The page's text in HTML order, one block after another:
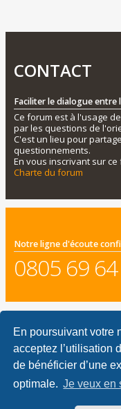
En poursuivant votre
acceptez l’utilisation
de bénéficier d’une
optimale. Je veux en
CONTACT
Faciliter le dialogue
Ce forum est à l'usage
par les questions de
C'est un lieu pour
questionnements.
En vous inscrivant sur
Charte du forum
Notre ligne d'écoute
0805 69
Accueil du forum
Nous
Développé par